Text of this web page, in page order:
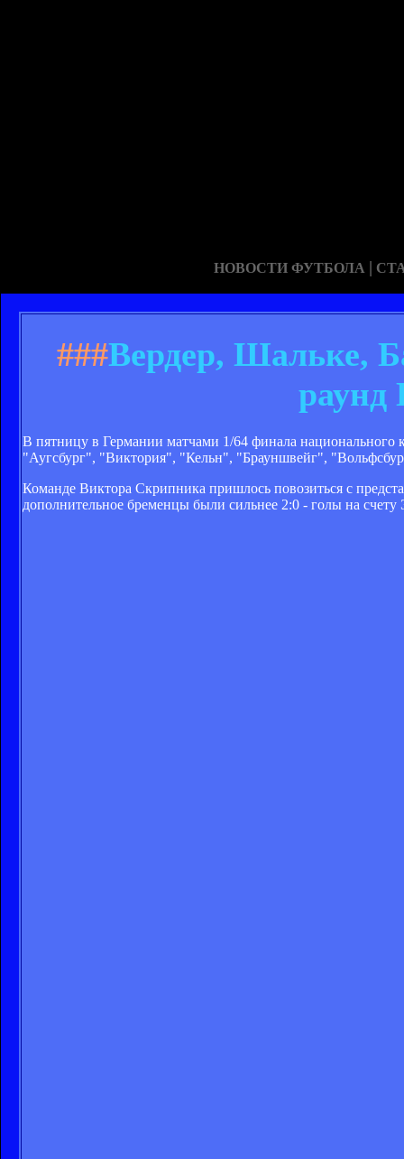
НОВОСТИ ФУТБОЛА |
###Вердер, Шальке,
раунд
В пятницу в Германии матчами 1/64 финала
"Аугсбург", "Виктория", "Кельн", "Брауншвейг",
Команде Виктора Скрипника пришлось повозиться с
дополнительное бременцы были сильнее 2:0 - голы на